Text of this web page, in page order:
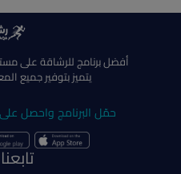
أفضل برنامج للرشاقة على
يتميز بتوفير جميع
حمّل البرنامج واحصل